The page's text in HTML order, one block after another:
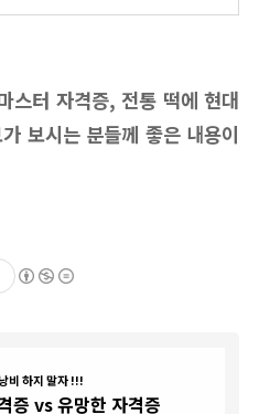
스터 자격증, 전통 떡에 현대
보시는 분들께 좋은 내용이
비 하지 말자 !!!
증 vs 유망한 자격증